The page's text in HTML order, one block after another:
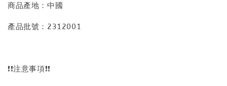
商品產地：中國
產品批號：2312001
❗❗注意事項❗❗